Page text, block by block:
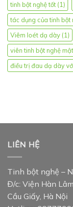
tinh bột nghệ tốt (1)
tác dụng của tinh bột
Viêm loét dạ dày (1)
viên tinh bột nghệ
điều trị đau dạ dày
LIÊN HỆ
Tinh bột nghệ –
Đ/c: Viện Hàn
Cầu Giấy, Hà Nội